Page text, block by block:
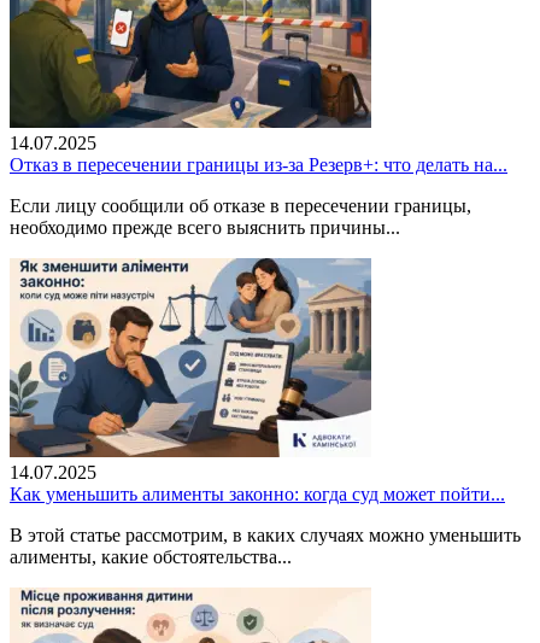
14.07.2025
Отказ в пересечении границы из-за Резерв+: что делать на...
Если лицу сообщили об отказе в пересечении границы,
необходимо прежде всего выяснить причины...
14.07.2025
Как уменьшить алименты законно: когда суд может пойти...
В этой статье рассмотрим, в каких случаях можно уменьшить
алименты, какие обстоятельства...